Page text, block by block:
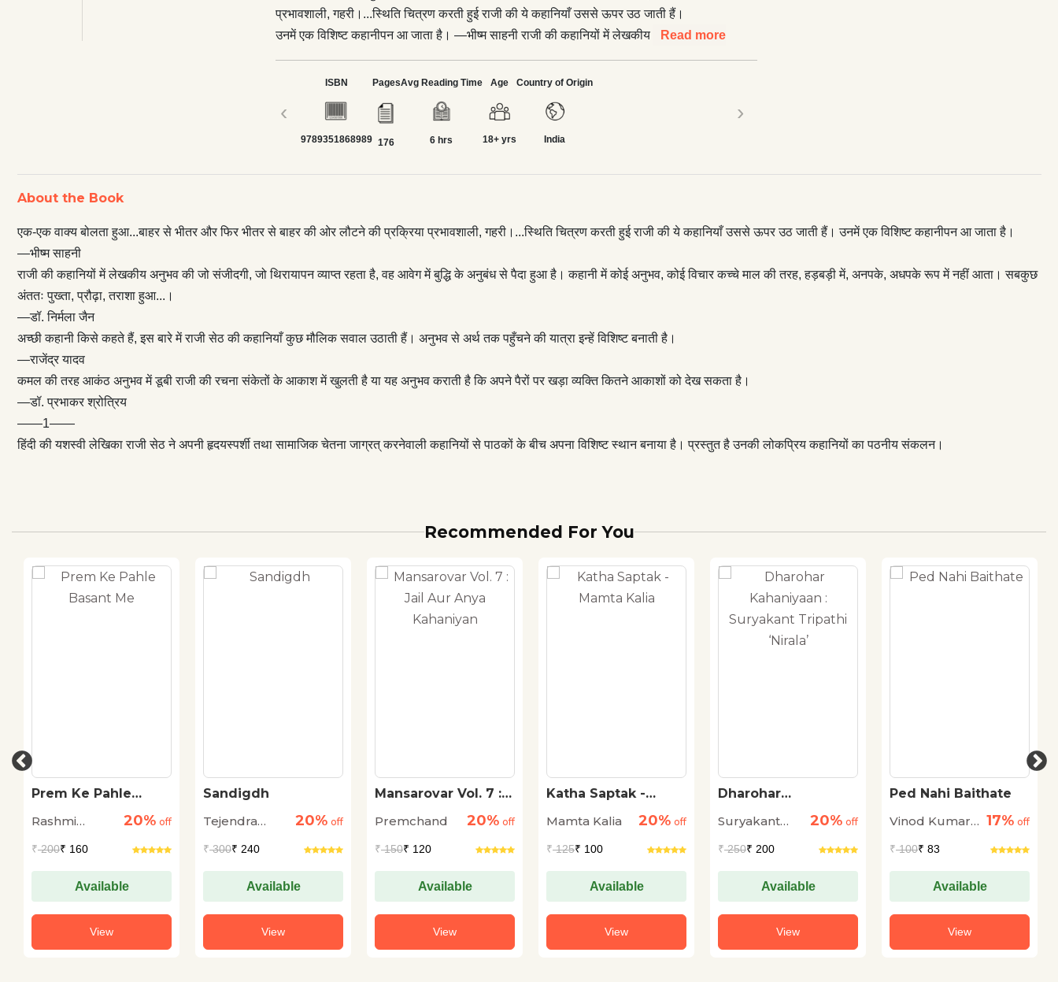
प्रभावशाली, गहरी।...स्थिति चित्रण करती हुई राजी की ये कहानियाँ उससे ऊपर उठ जाती हैं।
उनमें एक विशिष्ट कहानीपन आ जाता है। —भीष्म साहनी राजी की कहानियों में लेखकीय अनुभव
कहानी में कोई अनुभव, कोई विचार कच्चे माल की तरह, हड़बड़ी में, अनपके, अधपके रूप में नहीं
आता। सबकुछ अंततः पुख्ता, प्रौढ़ा, तराशा हुआ...। —डॉ. निर्मला जैन अच्छी कहानी किसे
कहते हैं, इस बारे में राजी सेठ की कहानियाँ कुछ मौलिक सवाल उठाती हैं। अनुभव से अर्थ तक
पहुँचने की यात्रा इन्हें विशिष्ट बनाती है। —राजेंद्र यादव कमल की तरह आकंठ अनुभव में डूबी
कहानियों से पाठकों के बीच अपना विशिष्ट स्थान बनाया है। प्रस्तुत है उनकी लोकप्रिय
Read more
‹
ISBN
9789351868989
Pages
176
Avg Reading Time
6 hrs
Age
18+ yrs
Country of Origin
India
›
About the Book
एक-एक वाक्य बोलता हुआ...बाहर से भीतर और फिर भीतर से बाहर की ओर लौटने की प्रक्रिया प्रभावशाली, गहरी।...स्थिति चित्रण करती हुई राजी की ये कहानियाँ उससे ऊपर उठ जाती हैं। उनमें एक विशिष्ट कहानीपन आ जाता है।
—भीष्म साहनी
राजी की कहानियों में लेखकीय अनुभव की जो संजीदगी, जो थिरायापन व्याप्त रहता है, वह आवेग में बुद्धि के अनुबंध से पैदा हुआ है। कहानी में कोई अनुभव, कोई विचार कच्चे माल की तरह, हड़बड़ी में, अनपके, अधपके रूप में नहीं आता। सबकुछ
अंततः पुख्ता, प्रौढ़ा, तराशा हुआ...।
—डॉ. निर्मला जैन
अच्छी कहानी किसे कहते हैं, इस बारे में राजी सेठ की कहानियाँ कुछ मौलिक सवाल उठाती हैं। अनुभव से अर्थ तक पहुँचने की यात्रा इन्हें विशिष्ट बनाती है।
—राजेंद्र यादव
कमल की तरह आकंठ अनुभव में डूबी राजी की रचना संकेतों के आकाश में खुलती है या यह अनुभव कराती है कि अपने पैरों पर खड़ा व्यक्ति कितने आकाशों को देख सकता है।
—डॉ. प्रभाकर श्रोत्रिय
——1——
हिंदी की यशस्वी लेखिका राजी सेठ ने अपनी हृदयस्पर्शी तथा सामाजिक चेतना जाग्रत् करनेवाली कहानियों से पाठकों के बीच अपना विशिष्ट स्थान बनाया है। प्रस्तुत है उनकी लोकप्रिय कहानियों का पठनीय संकलन।
Recommended For You
Prem Ke Pahle
Rashmi
20% off
₹200₹ 160
Available
View
Sandigdh
Tejendra
20% off
₹300₹ 240
Available
View
Mansarovar Vol. 7 :
Kahaniyan
Premchand 20% off
₹150₹ 120
Available
View
Katha Saptak -
Mamta Kalia
20% off
₹125₹ 100
Available
View
Dharohar
Suryakant Tripathi
Suryakant
20% off
₹250₹ 200
Available
View
Ped Nahi Baithate
Vinod Kumar
17% off
₹100₹ 83
Available
View